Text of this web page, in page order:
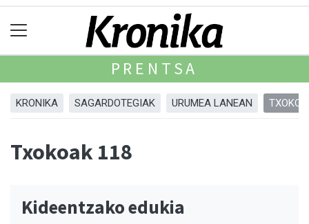
PRENTSA
KRONIKA SAGARDOTEGIAK URUMEA LANEAN
Txokoak 118
Kideentzako edukia